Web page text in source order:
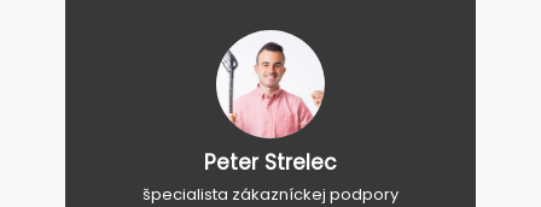
Peter Strelec
špecialista zákazníckej podpory